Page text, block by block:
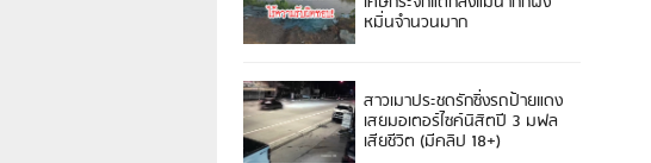
หมิ่นจำนวนมาก
สาวเมาประชดรักซิ่งรถป้ายแดง
เสยมอเตอร์ไซค์นิสิตปี 3 มฟล
เสียชีวิต (มีคลิป 18+)